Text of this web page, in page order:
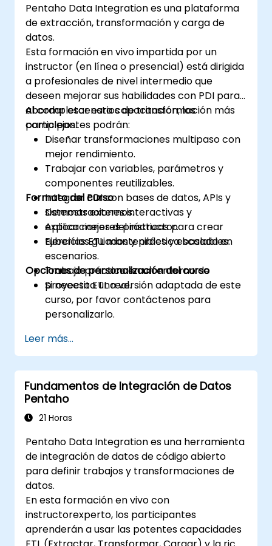
Pentaho Data Integration es una plataforma
de extracción, transformación y carga de
datos.
Esta formación en vivo impartida por un
instructor (en línea o presencial) está dirigida
a profesionales de nivel intermedio que
deseen mejorar sus habilidades con PDI para
abordar escenarios de transformación más
complejos.
Al completar esta capacitación, los
participantes podrán:
Diseñar transformaciones multipaso con
mejor rendimiento.
Trabajar con variables, parámetros y
componentes reutilizables.
Integrar PDI con bases de datos, APIs y
sistemas externos.
Aplicar mejores prácticas para crear
tuberías ETL mantenibles y escalables.
Formato del curso
Demostraciones interactivas y
explicaciones del instructor.
Ejercicios guiados y práctica basada en
escenarios.
Trabajo práctico en un entorno de
proyecto ETL real.
Opciones de personalización del curso
Si necesita una versión adaptada de este
curso, por favor contáctenos para
personalizarlo.
Leer más...
Fundamentos de Integración de Datos
Pentaho
21 Horas
Pentaho Data Integration es una herramienta
de integración de datos de código abierto
para definir trabajos y transformaciones de
datos.
En esta formación en vivo con
instructorexperto, los participantes
aprenderán a usar las potentes capacidades